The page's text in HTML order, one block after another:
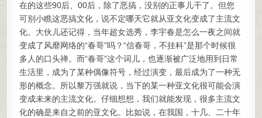
在的这些90后、00后，除了恶搞，没别的正事儿干了。但您
可别小瞧这恶搞文化，说不定哪天它就从亚文化变成了主流文
化。大伙儿还记得，当年超女选秀，李宇春是怎么一夜之间就
变成了风靡网络的“春哥”吗？“信春哥，不挂科”是那个时候很
多人的口头禅。而“春哥”这个词儿，也逐渐被广泛地用到日常
生活里，成为了某种偶像符号，经过演变，最后成为了一种无
形的概念。所以黎万强就说，当下的某一种亚文化很可能会演
变成未来的主流文化。仔细想想，我们就能发现，很多主流文
化的确是来自之前的亚文化。比如说，在我国，十几、二十年